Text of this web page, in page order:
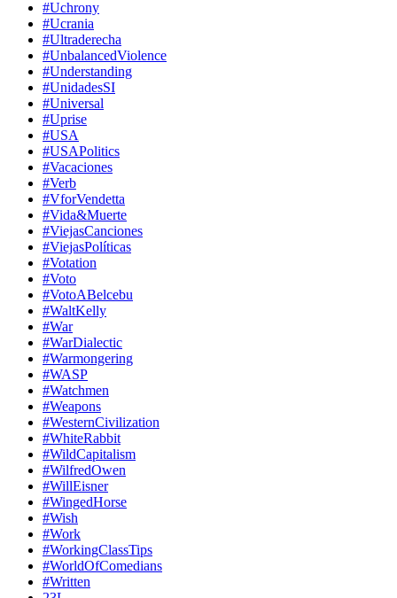
#Uchrony
#Ucrania
#Ultraderecha
#UnbalancedViolence
#Understanding
#UnidadesSI
#Universal
#Uprise
#USA
#USAPolitics
#Vacaciones
#Verb
#VforVendetta
#Vida&Muerte
#ViejasCanciones
#ViejasPolíticas
#Votation
#Voto
#VotoABelcebu
#WaltKelly
#War
#WarDialectic
#Warmongering
#WASP
#Watchmen
#Weapons
#WesternCivilization
#WhiteRabbit
#WildCapitalism
#WilfredOwen
#WillEisner
#WingedHorse
#Wish
#Work
#WorkingClassTips
#WorldOfComedians
#Written